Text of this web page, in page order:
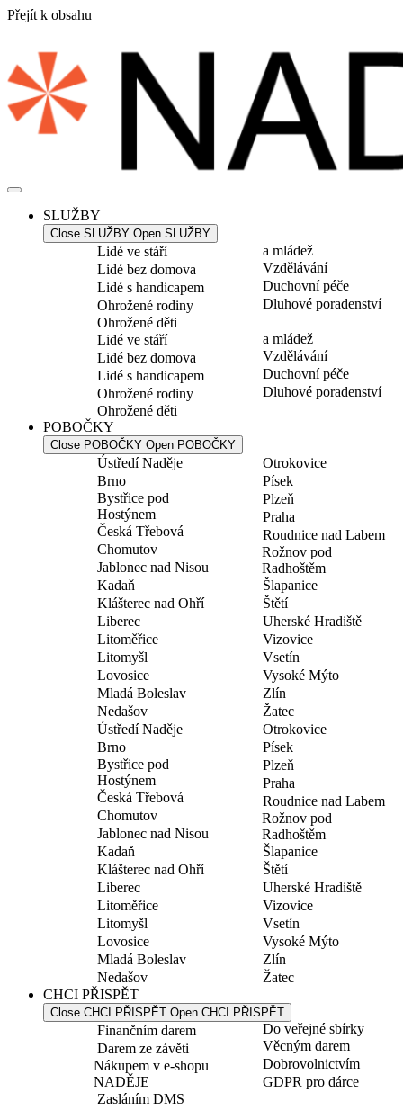
Přejít k obsahu
SLUŽBY
Close SLUŽBY Open SLUŽBY
Lidé ve stáří
Lidé bez domova
Lidé s handicapem
Ohrožené rodiny
Ohrožené děti
a mládež
Vzdělávání
Duchovní péče
Dluhové poradenství
Lidé ve stáří
Lidé bez domova
Lidé s handicapem
Ohrožené rodiny
Ohrožené děti
a mládež
Vzdělávání
Duchovní péče
Dluhové poradenství
POBOČKY
Close POBOČKY Open POBOČKY
Ústředí Naděje
Brno
Bystřice pod
Hostýnem
Česká Třebová
Chomutov
Jablonec nad Nisou
Kadaň
Klášterec nad Ohří
Liberec
Litoměřice
Litomyšl
Lovosice
Mladá Boleslav
Nedašov
Otrokovice
Písek
Plzeň
Praha
Roudnice nad Labem
Rožnov pod
Radhoštěm
Šlapanice
Štětí
Uherské Hradiště
Vizovice
Vsetín
Vysoké Mýto
Zlín
Žatec
Ústředí Naděje
Brno
Bystřice pod
Hostýnem
Česká Třebová
Chomutov
Jablonec nad Nisou
Kadaň
Klášterec nad Ohří
Liberec
Litoměřice
Litomyšl
Lovosice
Mladá Boleslav
Nedašov
Otrokovice
Písek
Plzeň
Praha
Roudnice nad Labem
Rožnov pod
Radhoštěm
Šlapanice
Štětí
Uherské Hradiště
Vizovice
Vsetín
Vysoké Mýto
Zlín
Žatec
CHCI PŘISPĚT
Close CHCI PŘISPĚT Open CHCI PŘISPĚT
Finančním darem
Darem ze závěti
Nákupem v e-shopu
NADĚJE
Zasláním DMS
Do veřejné sbírky
Věcným darem
Dobrovolnictvím
GDPR pro dárce